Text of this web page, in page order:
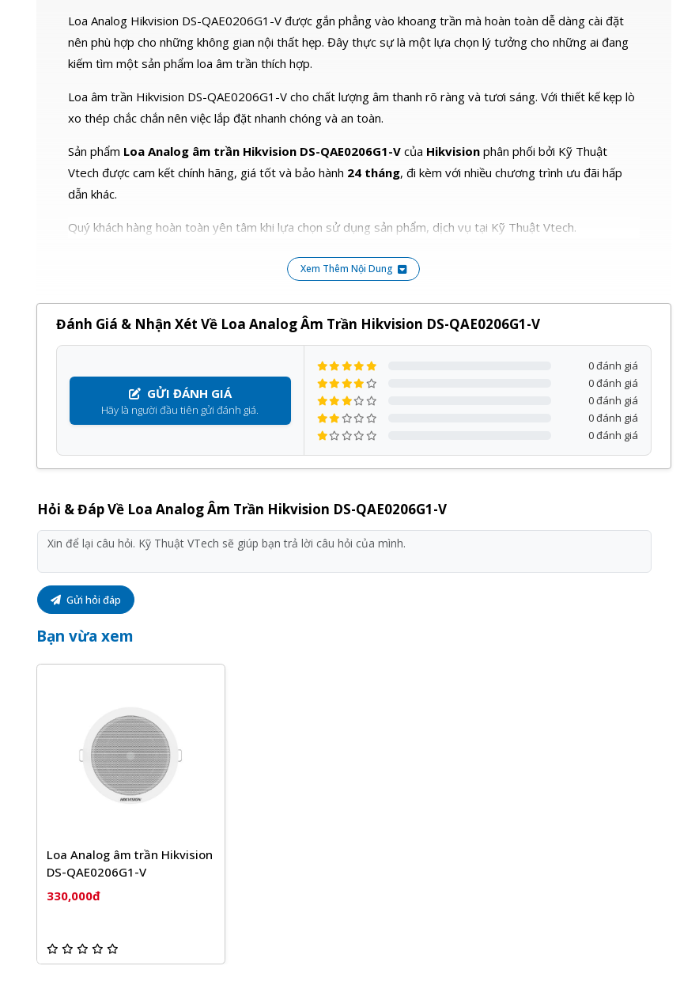
Loa Analog Hikvision DS-QAE0206G1-V được gắn phẳng vào khoang trần mà hoàn toàn dễ dàng cài đặt
nên phù hợp cho những không gian nội thất hẹp. Đây thực sự là một lựa chọn lý tưởng cho những ai đang
kiếm tìm một sản phẩm loa âm trần thích hợp.
Loa âm trần Hikvision DS-QAE0206G1-V cho chất lượng âm thanh rõ ràng và tươi sáng. Với thiết kế kẹp lò
xo thép chắc chắn nên việc lắp đặt nhanh chóng và an toàn.
Sản phẩm Loa Analog âm trần Hikvision DS-QAE0206G1-Vcủa Hikvisionphân phối bởi Kỹ Thuật
Vtech được cam kết chính hãng, giá tốt và bảo hành 24 tháng, đi kèm với nhiều chương trình ưu đãi hấp
dẫn khác.
Quý khách hàng hoàn toàn yên tâm khi lựa chọn sử dụng sản phẩm, dịch vụ tại Kỹ Thuật Vtech.
Xem Thêm Nội Dung
Đánh Giá & Nhận Xét Về Loa Analog Âm Trần Hikvision DS-QAE0206G1-V
GỬI ĐÁNH GIÁ
Hãy là người đầu tiên gửi đánh giá.
0 đánh giá
0 đánh giá
0 đánh giá
0 đánh giá
0 đánh giá
Hỏi & Đáp Về Loa Analog Âm Trần Hikvision DS-QAE0206G1-V
Gửi hỏi đáp
Bạn vừa xem
Loa Analog âm trần Hikvision
DS-QAE0206G1-V
330,000đ